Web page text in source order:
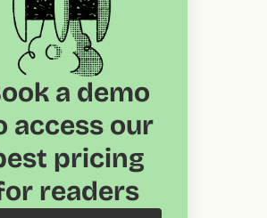
a demo
access our
pricing
readers